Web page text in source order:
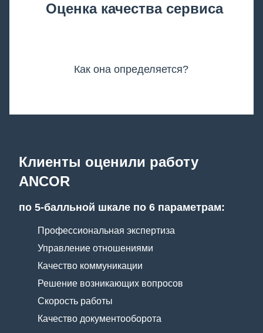
Оценка качества сервиса
Как она определяется?
Клиенты оценили работу
ANCOR
по 5-балльной шкале по 6 параметрам:
Профессиональная экспертиза
Управление отношениями
Качество коммуникации
Решение возникающих вопросов
Скорость работы
Качество документооборота